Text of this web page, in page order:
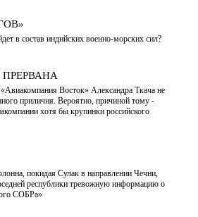
в состав индийских военно-морских сил?
Восток» Александра Ткача не
приличия. Вероятно, причиной тому -
хотя бы крупинки российского
покидая Сулак в направлении Чечни,
республики тревожную информацию о
СОБРа»